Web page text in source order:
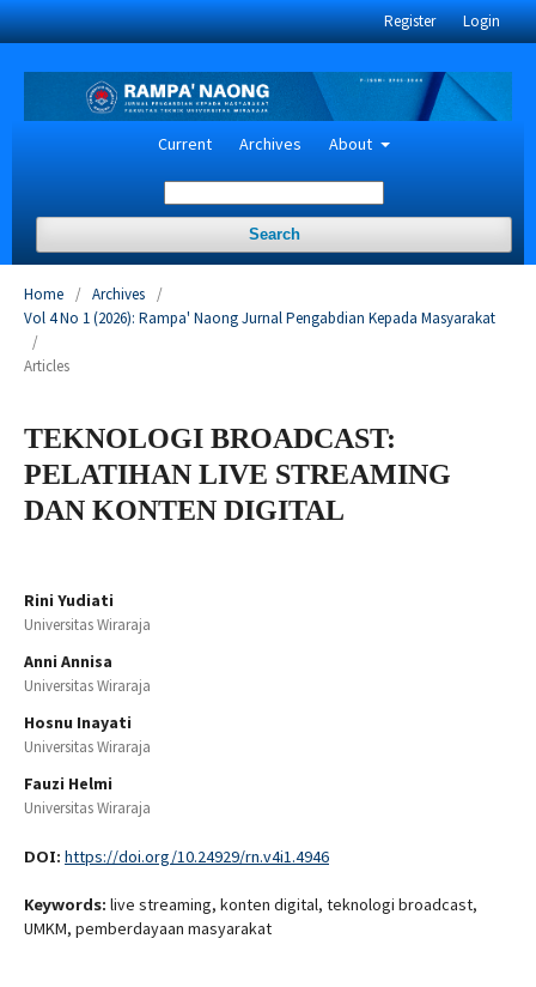
Current Archives About
Search
Register Login
Home / Archives
/
Vol 4 No 1 (2026): Rampa' Naong Jurnal Pengabdian Kepada Masyarakat
/
Articles
TEKNOLOGI BROADCAST:
PELATIHAN LIVE STREAMING
DAN KONTEN DIGITAL
Rini Yudiati
Universitas Wiraraja
Anni Annisa
Universitas Wiraraja
Hosnu Inayati
Universitas Wiraraja
Fauzi Helmi
Universitas Wiraraja
DOI: https://doi.org/10.24929/rn.v4i1.4946
Keywords: live streaming, konten digital, teknologi broadcast,
UMKM, pemberdayaan masyarakat